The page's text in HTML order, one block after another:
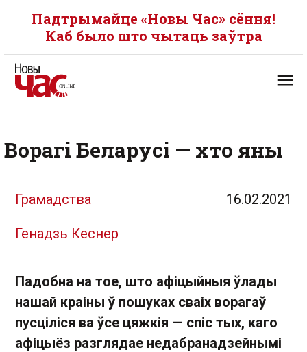
Падтрымайце «Новы Час» сёння!
Каб было што чытаць заўтра
Ворагі Беларусі — хто яны
Грамадства 16.02.2021
Генадзь Кеснер
Падобна на тое, што афіцыйныя ўлады
нашай краіны ў пошуках сваіх ворагаў
пусціліся ва ўсе цяжкія — спіс тых, каго
афіцыёз разглядае недабранадзейнымі